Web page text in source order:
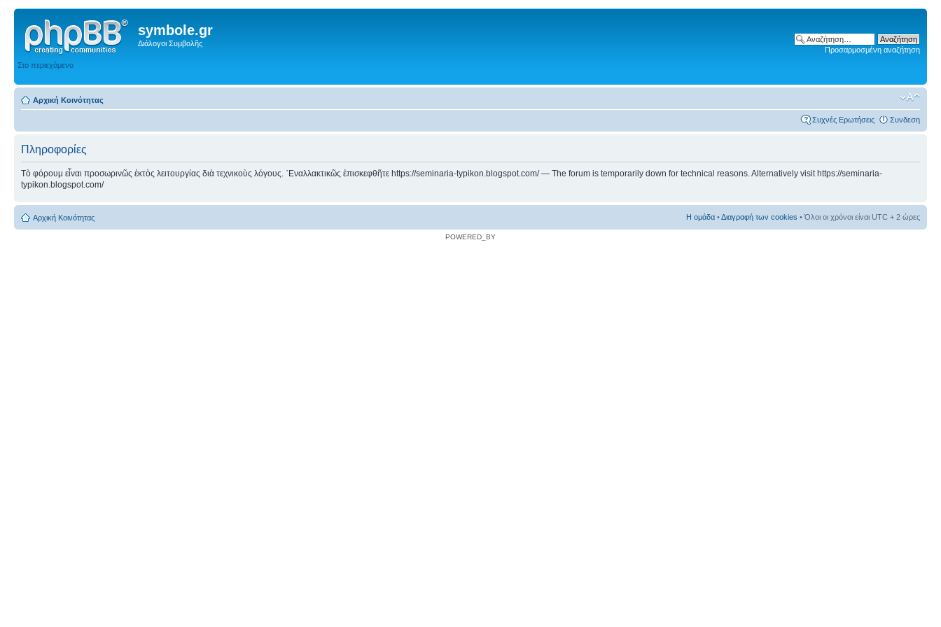
symbole.gr
Διάλογοι Συμβολῆς
Στο περιεχόμενο
Προσαρμοσμένη αναζήτηση
Αρχική Κοινότητας
Συχνές Ερωτήσεις Συνδεση
Πληροφορίες
Τὸ φόρουμ εἶναι προσωρινῶς ἐκτὸς λειτουργίας διὰ τεχνικοὺς λόγους. ᾿Εναλλακτικῶς ἐπισκεφθῆτε https://seminaria-typikon.blogspot.com/ — The forum is temporarily down for technical reasons. Alternatively visit https://seminaria-
typikon.blogspot.com/
Αρχική Κοινότητας Η ομάδα •Διαγραφή των cookies • Όλοι οι χρόνοι είναι UTC + 2 ώρες
POWERED_BY